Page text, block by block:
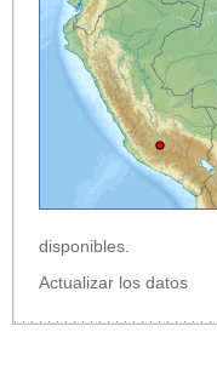
disponibles.
Actualizar los datos